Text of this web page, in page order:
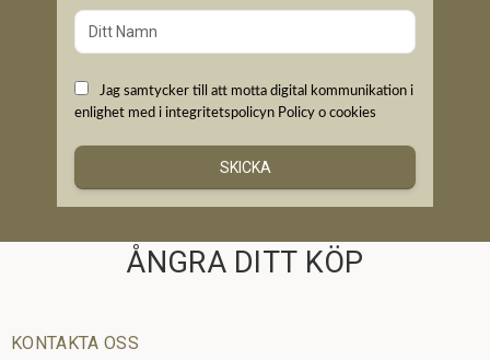
Jag samtycker till att motta digital kommunikation i
enlighet med i integritetspolicyn Policy o cookies
SKICKA
ÅNGRA DITT KÖP
KONTAKTA OSS